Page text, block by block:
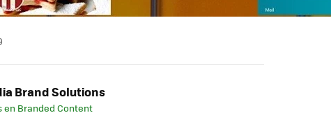
Brand Solutions
en Branded Content